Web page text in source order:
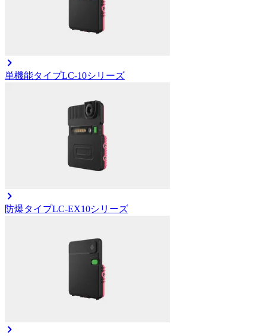
単機能タイプLC-10シリーズ
防爆タイプLC-EX10シリーズ